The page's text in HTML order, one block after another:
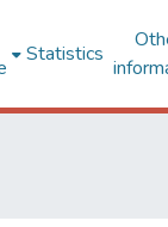
Statistics